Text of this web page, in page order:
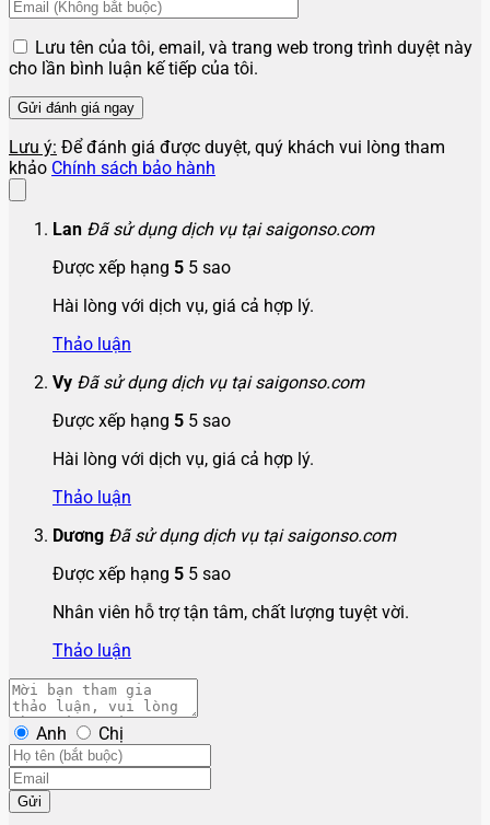
Lưu tên của tôi, email, và trang web trong trình duyệt này
cho lần bình luận kế tiếp của tôi.
Lưu ý: Để đánh giá được duyệt, quý khách vui lòng tham
khảo Chính sách bảo hành
Lan Đã sử dụng dịch vụ tại saigonso.com
Được xếp hạng 5 5 sao
Hài lòng với dịch vụ, giá cả hợp lý.
Thảo luận
Vy Đã sử dụng dịch vụ tại saigonso.com
Được xếp hạng 5 5 sao
Hài lòng với dịch vụ, giá cả hợp lý.
Thảo luận
Dương Đã sử dụng dịch vụ tại saigonso.com
Được xếp hạng 5 5 sao
Nhân viên hỗ trợ tận tâm, chất lượng tuyệt vời.
Thảo luận
Anh Chị
Gửi